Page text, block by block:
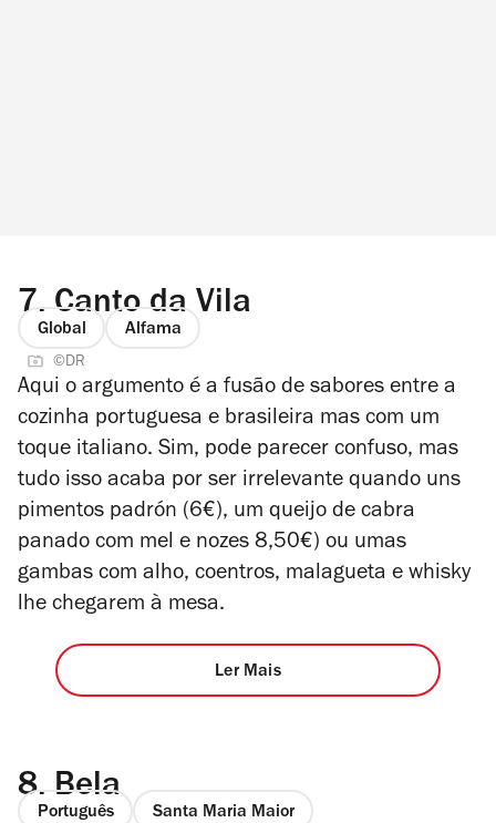
7. Canto da Vila
Global Alfama
©DR
Aqui o argumento é a fusão de sabores entre a
cozinha portuguesa e brasileira mas com um
toque italiano. Sim, pode parecer confuso, mas
tudo isso acaba por ser irrelevante quando uns
pimentos padrón (6€), um queijo de cabra
panado com mel e nozes 8,50€) ou umas
gambas com alho, coentros, malagueta e whisky
lhe chegarem à mesa.
Ler Mais
8. Bela
Português Santa Maria Maior